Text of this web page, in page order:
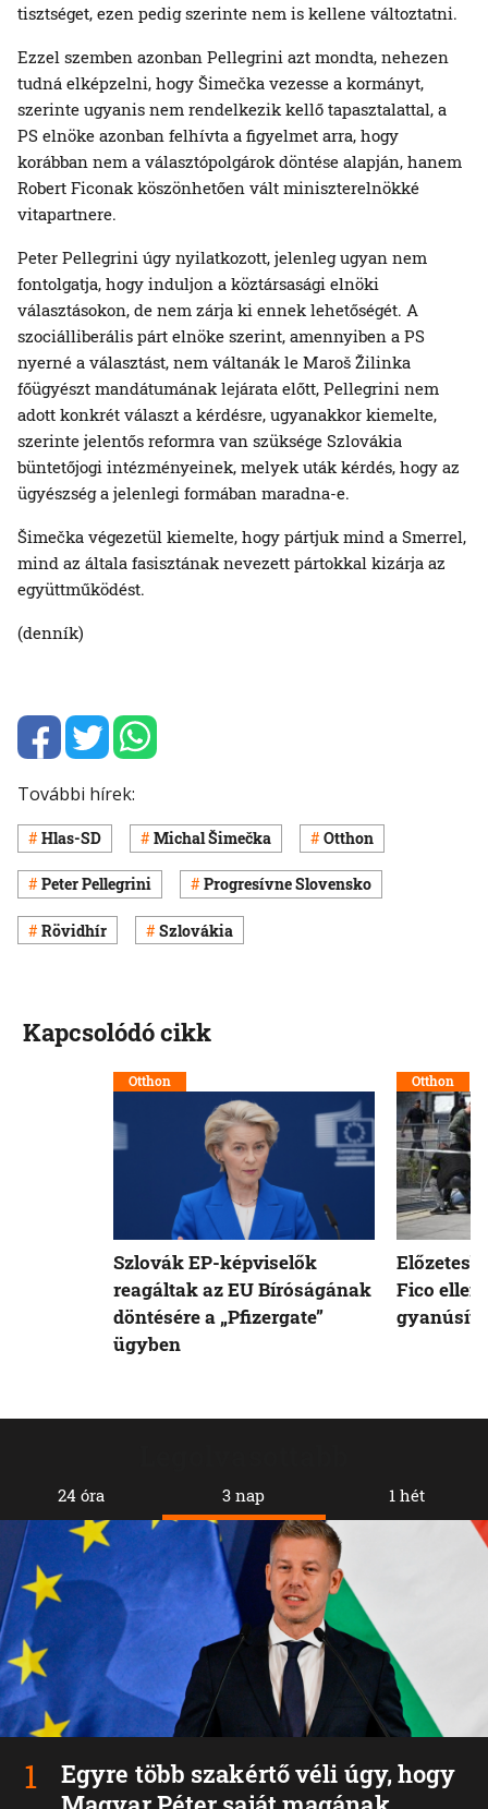
tisztséget, ezen pedig szerinte nem is kellene változtatni.
Ezzel szemben azonban Pellegrini azt mondta, nehezen
tudná elképzelni, hogy Šimečka vezesse a kormányt,
szerinte ugyanis nem rendelkezik kellő tapasztalattal, a
PS elnöke azonban felhívta a figyelmet arra, hogy
korábban nem a választópolgárok döntése alapján, hanem
Robert Ficonak köszönhetően vált miniszterelnökké
vitapartnere.
Peter Pellegrini úgy nyilatkozott, jelenleg ugyan nem
fontolgatja, hogy induljon a köztársasági elnöki
választásokon, de nem zárja ki ennek lehetőségét. A
szociálliberális párt elnöke szerint, amennyiben a PS
nyerné a választást, nem váltanák le Maroš Žilinka
főügyészt mandátumának lejárata előtt, Pellegrini nem
adott konkrét választ a kérdésre, ugyanakkor kiemelte,
szerinte jelentős reformra van szüksége Szlovákia
büntetőjogi intézményeinek, melyek uták kérdés, hogy az
ügyészség a jelenlegi formában maradna-e.
Šimečka végezetül kiemelte, hogy pártjuk mind a Smerrel,
mind az általa fasisztának nevezett pártokkal kizárja az
együttműködést.
(denník)
További hírek:
Hlas-SD Michal Šimečka Otthon
Peter Pellegrini Progresívne Slovensko
Rövidhír Szlovákia
24 óra 3 nap
Egyre több szakértő véli úgy, hogy
1 hét
Kapcsolódó cikk
Otthon
Szlovák EP-képviselők
reagáltak az EU Bíróságának
döntésére a „Pfizergate”
ügyben
Otthon
Fico